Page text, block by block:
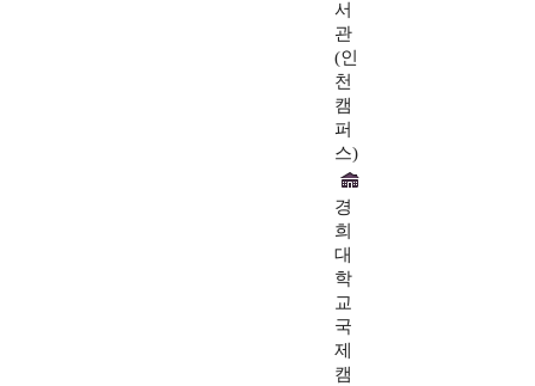
서
관
(인
천
캠
퍼
스)
경
희
대
학
교
국
제
캠